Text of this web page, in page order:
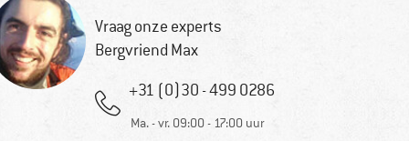
Vraag onze experts
Bergvriend Max
+31 (0)30 - 499 0286
Ma. - vr. 09:00 - 17:00 uur